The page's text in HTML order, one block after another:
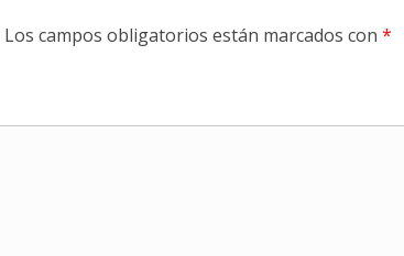
Los campos obligatorios están marcados con *